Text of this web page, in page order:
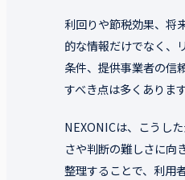
利回りや節税効果、将
的な情報だけでなく、
条件、提供事業者の信
すべき点は多くあります
NEXONICは、こうし
さや判断の難しさに向
整理することで、利用